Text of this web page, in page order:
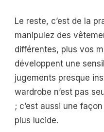
Le reste, c’est de la
manipulez des
différentes, plus vos
développent une
jugements presque
wardrobe n’est pas
; c’est aussi une
plus lucide.